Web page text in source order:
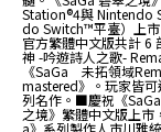
Station®4與 Nintendo
do Switch™平臺）上市
官方繁體中文版共計 6
神 -吟遊詩人之歌-
《SaGa 未拓領域
mastered》。玩家皆
列名作。■慶祝《
之境》繁體中文版上市
a》系列製作人市川雅